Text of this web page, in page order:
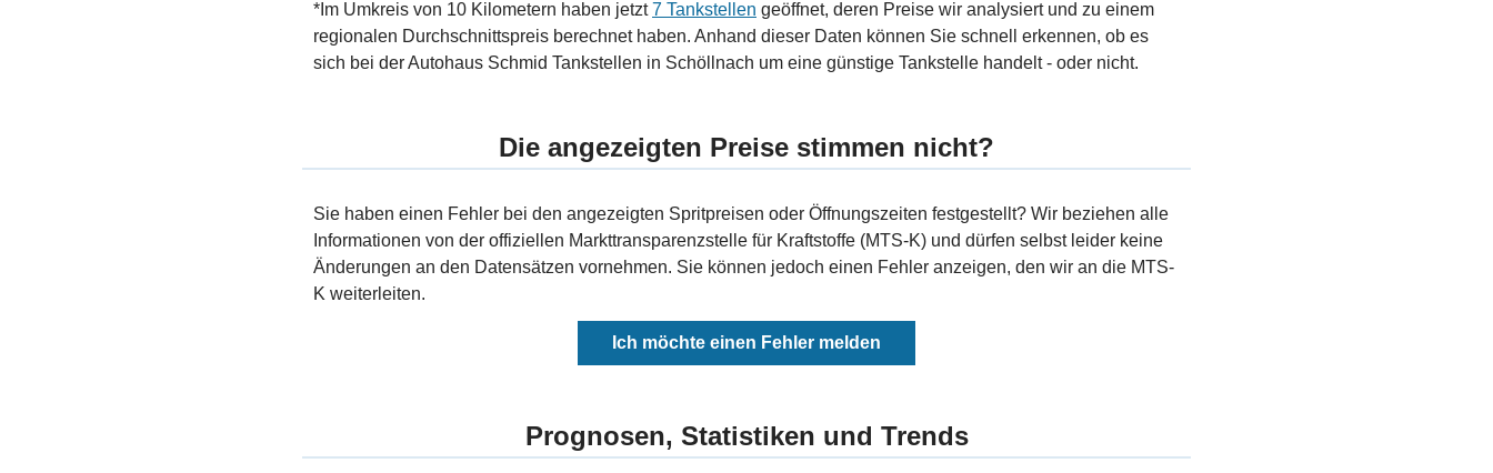
*Im Umkreis von 10 Kilometern haben jetzt7 Tankstellen geöffnet, deren Preise wir analysiert und zu einem
regionalen Durchschnittspreis berechnet haben. Anhand dieser Daten können Sie schnell erkennen, ob es
sich bei der Autohaus Schmid Tankstellen in Schöllnach um eine günstige Tankstelle handelt - oder nicht.
Die angezeigten Preise stimmen nicht?
Sie haben einen Fehler bei den angezeigten Spritpreisen oder Öffnungszeiten festgestellt? Wir beziehen alle
Informationen von der offiziellen Markttransparenzstelle für Kraftstoffe (MTS-K) und dürfen selbst leider keine
Änderungen an den Datensätzen vornehmen. Sie können jedoch einen Fehler anzeigen, den wir an die MTS-
K weiterleiten.
Ich möchte einen Fehler melden
Prognosen, Statistiken und Trends